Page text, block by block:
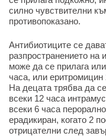
силно чувствителни
противопоказано.
Антибиотиците се
разпространението на
може да се прилага
часа, или
На децата трябва да
всеки 12 часа
всеки 6 часа
ерадикиран, когато 2
отрицателни след